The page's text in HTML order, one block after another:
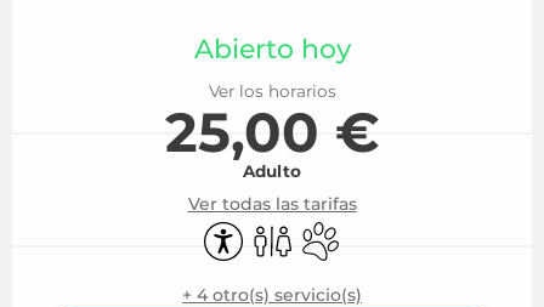
Abierto hoy
Ver los horarios
25,00 €
Adulto
Ver todas las tarifas
Accesibilidad
AseosSe aceptan animales
+ 4 otro(s) servicio(s)